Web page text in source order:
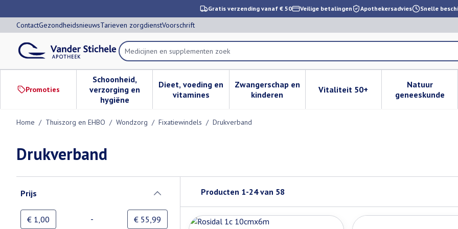
Gratis verzending vanaf € 50 Veilige betalingen Apothekersadvies Snelle
ContactGezondheidsnieuwsTarieven zorgdienstVoorschrift
Product, merk, categorie...
Promoties
Schoonheid,
verzorging en
hygiëne
Toon submenu voor Schoonheid, verzorging en hygiëne categorie
Dieet, voeding en
vitaminesToon submenu voor Dieet, voeding en vitamines categorie
Zwangerschap en
kinderenToon submenu voor Zwangerschap en kinderen
Vitaliteit 50+Toon submenu voor Vitaliteit
Natuur
geneeskunde
Toon
Home / Thuiszorg en EHBO / Wondzorg / Fixatiewindels / Drukverband
Drukverband
Prijs
Minimumwaarde
€ 1,00 - Maximale waarde
€ 55,99
Producten 1-24van 58